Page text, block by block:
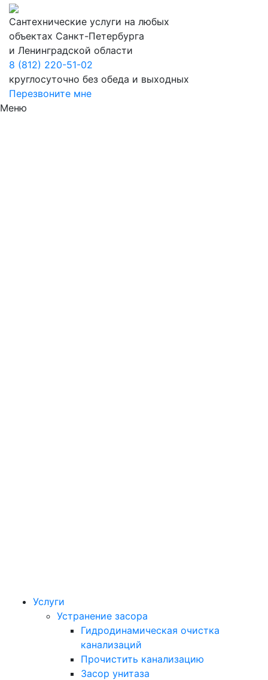
Сантехнические услуги на любых
объектах Санкт-Петербурга
и Ленинградской области
8 (812) 220-51-02
круглосуточно без обеда и выходных
Перезвоните мне
Меню
Услуги
Устранение засора
Гидродинамическая очистка
канализаций
Прочистить канализацию
Засор унитаза